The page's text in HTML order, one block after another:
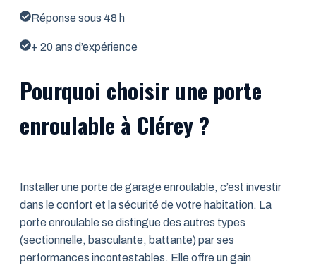
Réponse sous 48 h
+ 20 ans d’expérience
Pourquoi choisir une porte
enroulable à Clérey ?
Installer une porte de garage enroulable, c’est investir
dans le confort et la sécurité de votre habitation. La
porte enroulable se distingue des autres types
(sectionnelle, basculante, battante) par ses
performances incontestables. Elle offre un gain